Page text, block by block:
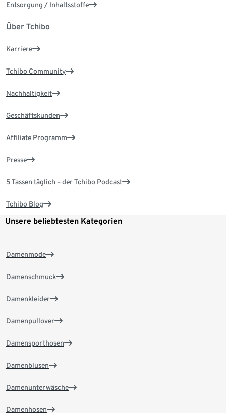
Entsorgung / Inhaltsstoffe
Über Tchibo
Karriere
Tchibo Community
Nachhaltigkeit
Geschäftskunden
Affiliate Programm
Presse
5 Tassen täglich – der Tchibo Podcast
Tchibo Blog
Unsere beliebtesten Kategorien
Damenmode
Damenschmuck
Damenkleider
Damenpullover
Damensporthosen
Damenblusen
Damenunterwäsche
Damenhosen